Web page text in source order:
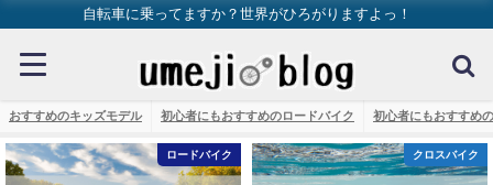
自転車に乗ってますか？世界がひろがりますよっ！
おすすめのキッズモデル 初心者にもおすすめのロードバイク 初心者にもおすすめ
ロードバイク クロスバイク